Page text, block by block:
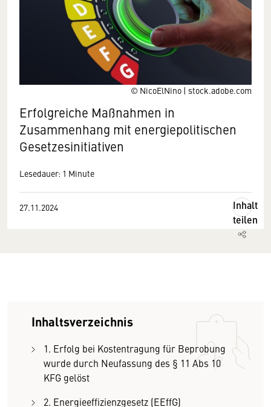
© NicoElNino | stock.adobe.com
Erfolgreiche Maßnahmen in
Zusammenhang mit energiepolitischen
Gesetzesinitiativen
Lesedauer: 1 Minute
27.11.2024
Inhalt
teilen
Inhaltsverzeichnis
1. Erfolg bei Kostentragung für Beprobung
wurde durch Neufassung des § 11 Abs 10
KFG gelöst
2. Energieeffizienzgesetz (EEffG)